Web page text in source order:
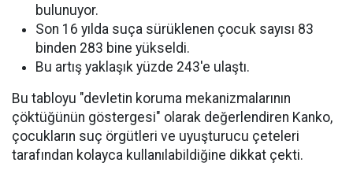
bulunuyor.
Son 16 yılda suça sürüklenen çocuk sayısı 83
binden 283 bine yükseldi.
Bu artış yaklaşık yüzde 243'e ulaştı.
Bu tabloyu "devletin koruma mekanizmalarının
çöktüğünün göstergesi" olarak değerlendiren Kanko,
çocukların suç örgütleri ve uyuşturucu çeteleri
tarafından kolayca kullanılabildiğine dikkat çekti.